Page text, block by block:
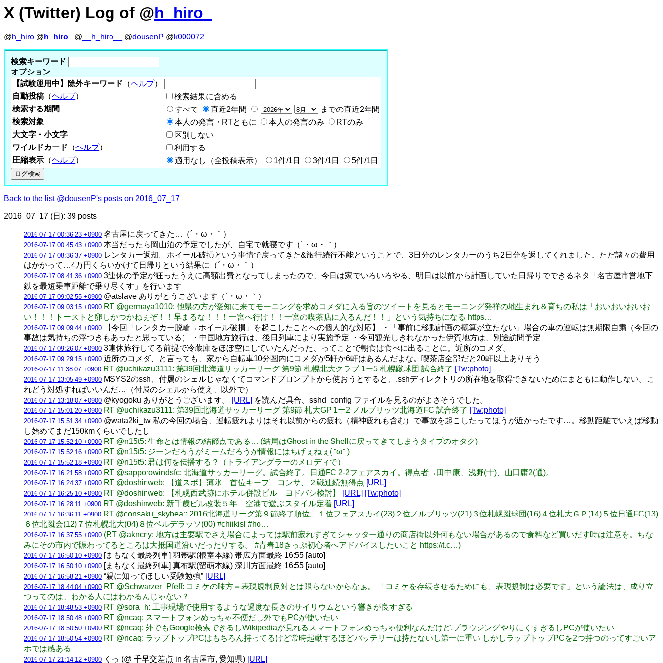
X (Twitter) Log of @h_hiro_
@h_hiro @ h_hiro_ @ __h_hiro__ @dousenP @k000072
検索キーワード
オプション
【試験運用中】除外キーワード （ヘルプ）
自動投稿 （ヘルプ）
検索結果に含める
検索する期間
すべて 直近2年間
までの直近2年間
検索対象
本人の発言・RTともに 本人の発言のみ
RTのみ
大文字・小文字
区別しない
ワイルドカード （ヘルプ）
利用する
圧縮表示 （ヘルプ） 適用なし（全投稿表示） 1件/1日 3件/1日 5件/1日
Back to the list @dousenP's posts on 2016_07_17
2016_07_17 (日): 39 posts
2016-07-17 00:36:23 +0900 名古屋に戻ってきた…（´・ω・｀）
2016-07-17 00:45:43 +0900 本当だったら岡山泊の予定でしたが、自宅で就寝です（´・ω・｀）
2016-07-17 08:36:37 +0900 レンタカー返却。ホイール破損という事情で戻ってきた&旅行続行不能ということで、3日分のレンタカーのうち2日分を返してくれました。ただ諸々の費用
はかかって…4万円くらいかけて日帰りという結果に（´・ω・｀）
2016-07-17 08:41:36 +0900 3連休の予定が狂ったうえに高額出費となってしまったので、今日は家でいろいろやる、明日は以前から計画していた日帰りでできるネタ「名古屋市営地下
鉄を最短乗車距離で乗り尽くす」を行います
2016-07-17 09:02:55 +0900 @atslave ありがとうございます（´・ω・｀）
2016-07-17 09:03:15 +0900 RT @germaya1010: 他県の方が愛知に来てモーニングを求めコメダに入る旨のツイートを見るとモーニング発祥の地生まれ＆育ちの私は「おいおいおいお
い！！！トーストと卵しかつかねぇぞ！！早まるな！！！一宮へ行け！！一宮の喫茶店に入るんだ！！」という気持ちになる https…
2016-07-17 09:09:44 +0900 【今回「レンタカー脱輪→ホイール破損」を起こしたことへの個人的な対応】 ・「事前に移動計画の概算が立たない」場合の車の運転は無期限自粛（今回の
事故は気持ちの浮つきもあったと思っている） ・中国地方旅行は、後日列車により実施予定 ・今回観光しきれなかった伊賀地方は、別途訪問予定
2016-07-17 09:26:07 +0900 3連休旅行してる前提で冷蔵庫をほぼ空にしていたんだった、ってことで朝食は食べに出ることに。近所のコメダ。
2016-07-17 09:29:15 +0900 近所のコメダ、と言っても、家から自転車10分圏内にコメダが5軒か6軒はあるんだよな。喫茶店全部だと20軒以上ありそう
2016-07-17 11:38:07 +0900 RT @uchikazu3111: 第39回北海道サッカーリーグ 第9節 札幌北大クラブ 1ー5 札幌蹴球団 試合終了 [Tw:photo]
2016-07-17 13:05:49 +0900 MSYS2のssh、付属のシェルじゃなくてコマンドプロンプトから使おうとすると、.sshディレクトリの所在地を取得できないためにまともに動作しない。こ
れどう対処すればいいんだ…（付属のシェルから使え、以外で）
2016-07-17 13:18:07 +0900 @kyogoku ありがとうございます。 [URL] を読んだ具合、sshd_config ファイルを見るのがよさそうでした。
2016-07-17 15:01:20 +0900 RT @uchikazu3111: 第39回北海道サッカーリーグ 第9節 札大GP 1ー2 ノルブリッツ北海道FC 試合終了 [Tw:photo]
2016-07-17 15:51:34 +0900 @wata2ki_tw 私の今回の場合、運転疲れよりはそれ以前からの疲れ（精神疲れも含む）で事故を起こしたってほうが近かったです…。移動距離でいえば移動
し始めてまだ150kmくらいでしたし
2016-07-17 15:52:10 +0900 RT @n15t5: 生命とは情報の結節点である… (結局はGhost in the Shellに戻ってきてしまうタイプのオタク)
2016-07-17 15:52:16 +0900 RT @n15t5: ジーンだろうがミームだろうが情報にはちげぇねぇ( ˘ω˘ )
2016-07-17 15:52:18 +0900 RT @n15t5: 君は何を伝播する？（トライアングラーのメロディで）
2016-07-17 16:21:58 +0900 RT @sapporowindsfc: 北海道サッカーリーグ。試合終了。日通FC 2-2フェアスカイ。得点者→田中康、浅野(十)、山田庸2(通)。
2016-07-17 16:24:37 +0900 RT @doshinweb: 【道スポ】薄氷 首位キープ コンサ、２戦連続無得点 [URL]
2016-07-17 16:25:10 +0900 RT @doshinweb: 【札幌西武跡にホテル併設ビル ヨドバシ検討】 [URL] [Tw:photo]
2016-07-17 16:28:11 +0900 RT @doshinweb: 新千歳ビル改装５年 空港で遊ぶスタイル定着 [URL]
2016-07-17 16:36:11 +0900 RT @consaku_skybear: 2016北海道リーグ第９節終了順位。１位フェアスカイ(23)２位ノルブリッツ(21)３位札幌蹴球団(16)４位札大ＧＰ(14)５位日通FC(13)
６位北蹴会(12)７位札幌北大(04)８位ベルデラッソ(00) #chiikisl #ho…
2016-07-17 16:37:55 +0900 (RT @akncny: 地方は主要駅でさえ場合によっては駅前寂れすぎてシャッター通りの商店街以外何もない場合があるので食料など買いだす時は注意を。ちな
みにその市内で賑わってるところは大抵国道沿いだったりする。 #青春18きっぷ初心者へアドバイスしたいこと https://t.c…)
2016-07-17 16:50:10 +0900 [まもなく最終列車] 羽帯駅(根室本線) 帯広方面最終 16:55 [auto]
2016-07-17 16:50:10 +0900 [まもなく最終列車] 真布駅(留萌本線) 深川方面最終 16:55 [auto]
2016-07-17 16:58:21 +0900 “親に知ってほしい受験勉強” [URL]
2016-07-17 18:44:04 +0900 RT @Schwarzer_Pfeff: コミケの味方＝表現規制反対とは限らないからなぁ。 「コミケを存続させるためにも、表現規制は必要です」という論法は、成り立
つってのは、わかる人にはわかるんじゃない？
2016-07-17 18:48:53 +0900 RT @sora_h: 工事現場で使用するような過度な長さのサイリウムという響きが良すぎる
2016-07-17 18:50:48 +0900 RT @ncaq: スマートフォンめっちゃ不便だし外でもPCが使いたい
2016-07-17 18:50:50 +0900 RT @ncaq: 外でもGoogle検索できるしWikipediaが見れるスマートフォンめっちゃ便利なんだけど,ブラウジングやりにくすぎるしPCが使いたい
2016-07-17 18:50:54 +0900 RT @ncaq: ラップトップPCはもちろん持ってるけど常時起動するほどバッテリーは持たないし第一に重い しかしラップトップPCを2つ持つのってすごいア
ホでは感ある
2016-07-17 21:14:12 +0900 くっ (@ 千早交差点 in 名古屋市, 愛知県) [URL]